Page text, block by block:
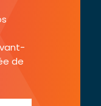
de